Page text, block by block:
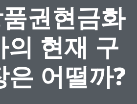
권현금화
의 현재 구
은 어떨까?